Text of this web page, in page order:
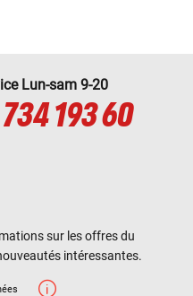
Lun-sam 9-20
193 60
sur les offres du
intéressantes.